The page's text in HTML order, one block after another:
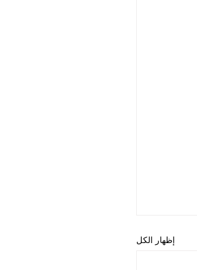
إظهار الكل